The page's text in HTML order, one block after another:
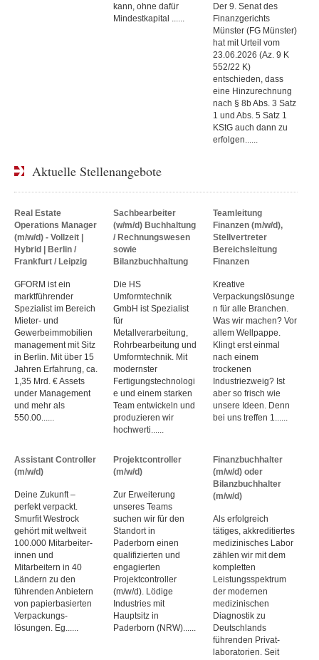
kann, ohne dafür
Mindestkapital ......
Der 9. Senat des
Finanzgerichts
Münster (FG Münster)
hat mit Urteil vom
23.06.2026 (Az. 9 K
552/22 K)
entschieden, dass
eine Hinzurechnung
nach § 8b Abs. 3 Satz
1 und Abs. 5 Satz 1
KStG auch dann zu
erfolgen......
Aktuelle Stellenangebote
Real Estate
Operations Manager
(m/w/d) - Vollzeit |
Hybrid | Berlin /
Frankfurt / Leipzig
GFORM ist ein
marktführender
Spezialist im Bereich
Mieter- und
Gewerbeimmobilien
management mit Sitz
in Berlin. Mit über 15
Jahren Erfahrung, ca.
1,35 Mrd. € Assets
under Management
und mehr als
550.00......
Sachbearbeiter
(w/m/d) Buchhaltung
/ Rechnungswesen
sowie
Bilanzbuchhaltung
Die HS
Umformtechnik
GmbH ist Spezialist
für
Metallverarbeitung,
Rohrbearbeitung und
Umformtechnik. Mit
modernster
Fertigungstechnologi
e und einem starken
Team entwickeln und
produzieren wir
hochwerti......
Teamleitung
Finanzen (m/w/d),
Stellvertreter
Bereichsleitung
Finanzen
Kreative
Verpackungslösunge
n für alle Branchen.
Was wir machen? Vor
allem Wellpappe.
Klingt erst einmal
nach einem
trockenen
Industriezweig? Ist
aber so frisch wie
unsere Ideen. Denn
bei uns treffen 1......
Assistant Controller
(m/w/d)
Deine Zukunft –
perfekt verpackt.
Smurfit Westrock
gehört mit weltweit
100.000 Mitarbeiter­
innen und
Mitarbeitern in 40
Ländern zu den
führenden Anbietern
von papier­basierten
Verpackungs­
lösungen. Eg......
Projektcontroller
(m/w/d)
Zur Erweiterung
unseres Teams
suchen wir für den
Standort in
Paderborn einen
qualifizierten und
engagierten
Projektcontroller
(m/w/d). Lödige
Industries mit
Hauptsitz in
Paderborn (NRW)......
Finanzbuchhalter
(m/w/d) oder
Bilanzbuchhalter
(m/w/d)
Als erfolgreich
tätiges, akkreditiertes
medizinisches Labor
zählen wir mit dem
kompletten
Leistungs­spektrum
der modernen
medizinischen
Diagnostik zu
Deutschlands
führenden Privat­
laboratorien. Seit